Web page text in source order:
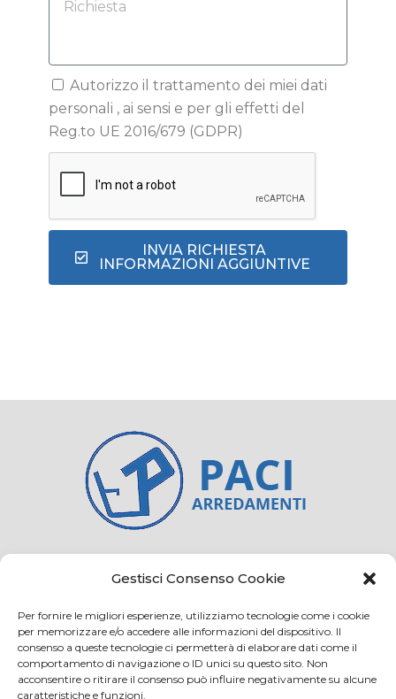
Gestisci Consenso Cookie
Per fornire le migliori esperienze, utilizziamo tecnologie come i cookie
per memorizzare e/o accedere alle informazioni del dispositivo. Il
consenso a queste tecnologie ci permetterà di elaborare dati come il
comportamento di navigazione o ID unici su questo sito. Non
acconsentire o ritirare il consenso può influire negativamente su alcune
caratteristiche e funzioni.
Autorizzo il trattamento dei miei dati
personali , ai sensi e per gli effetti del
Reg.to UE 2016/679 (GDPR)
INVIA RICHIESTA
INFORMAZIONI AGGIUNTIVE
Credits Privacy and cookie
Via Virginio 358/360
Loc. Anselmo 50025 Montespertoli (FI)